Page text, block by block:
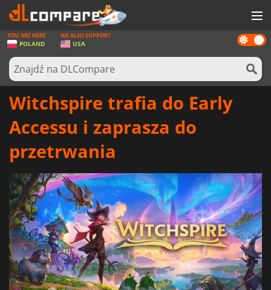
GRY
KARTY DO GIER
OPROGRAMOWANIE
AKTUALNOŚCI
ZALOGUJ SIĘ LUB ZAREJESTRUJ
Dark
mode
YOU ARE HERE
POLAND
WE ALSO SUPPORT
USA
Witchspire trafia do Early
Accessu i zaprasza do
przetrwania